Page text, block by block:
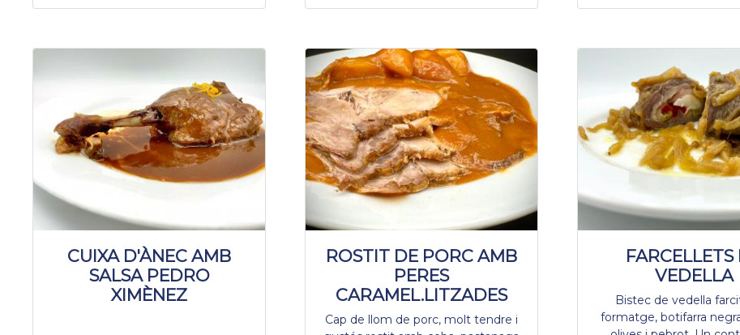
CUIXA D'ÀNEC AMB
SALSA PEDRO
XIMÈNEZ
ROSTIT DE PORC AMB
PERES
CARAMEL.LITZADES
Cap de llom de porc, molt tendre i
FARCELLETS
VEDELLA
Bistec de vedella
formatge, botifarra